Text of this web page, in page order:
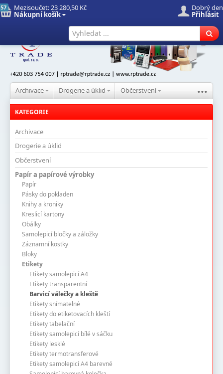
57 Mezisoučet:23 280,50 Kč
Nákupní košík
Dobrý den
Přihlásit
Hledat
Archivace Drogerie a úklid Občerstvení ...
KATEGORIE
Archivace
Drogerie a úklid
Občerstvení
Papír a papírové výrobky
Papír
Pásky do pokladen
Knihy a kroniky
Kreslicí kartony
Obálky
Samolepicí bločky a záložky
Záznamní kostky
Bloky
Etikety
Etikety samolepicí A4
Etikety transparentní
Barvicí válečky a kleště
Etikety snímatelné
Etikety do etiketovacích kleští
Etikety tabelační
Etikety samolepicí bílé v sáčku
Etikety lesklé
Etikety termotransferové
Etikety samolepicí A4 barevné